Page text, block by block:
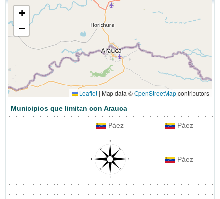
+
−
Leaflet | Map data ©OpenStreetMapcontributors
Municipios que limitan con Arauca
Páez Páez
Páez